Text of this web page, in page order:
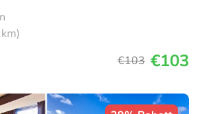
€103 €103